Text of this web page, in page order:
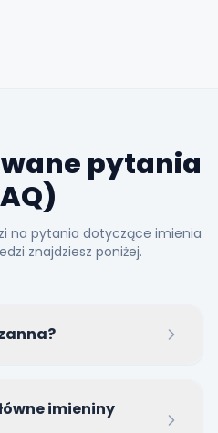
pytania
na pytania dotyczące imienia
znajdziesz poniżej.
imieniny